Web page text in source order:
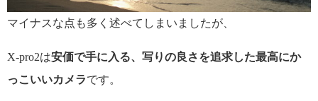
マイナスな点も多く述べてしまいましたが、
X-pro2は安価で手に入る、写りの良さを追求した最高にか
っこいいカメラです。